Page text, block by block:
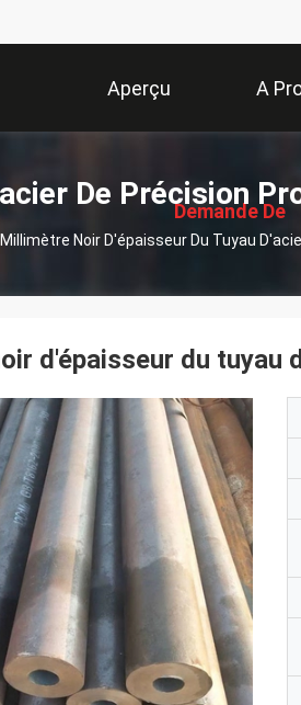
Aperçu A
述
Demande De
Soumission
De Précision
Millimètre Noir D'épaisseur Du Tuyau
d'épaisseur du tuyau